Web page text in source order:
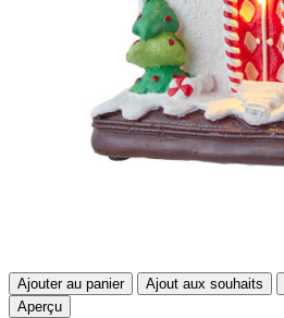
Ajouter au panier Ajout aux souhaits
Aperçu